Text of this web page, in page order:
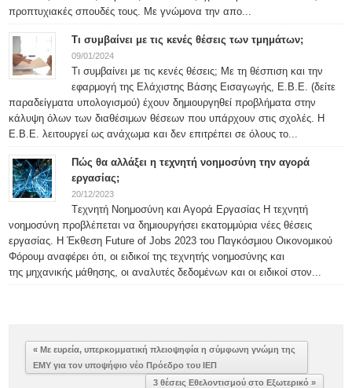
προπτυχιακές σπουδές τους. Με γνώμονα την απο...
Τι συμβαίνει με τις κενές θέσεις των τμημάτων;
09/01/2024
Τι συμβαίνει με τις κενές θέσεις; Με τη θέσπιση και την
εφαρμογή της Ελάχιστης Βάσης Εισαγωγής, Ε.Β.Ε. (δείτε
παραδείγματα υπολογισμού) έχουν δημιουργηθεί προβλήματα στην
κάλυψη όλων των διαθέσιμων θέσεων που υπάρχουν στις σχολές. Η
Ε.Β.Ε. λειτουργεί ως ανάχωμα και δεν επιτρέπει σε όλους το...
Πώς θα αλλάξει η τεχνητή νοημοσύνη την αγορά
εργασίας;
20/12/2023
Tεχνητή Νοημοσύνη και Αγορά Εργασίας Η τεχνητή
νοημοσύνη προβλέπεται να δημιουργήσει εκατομμύρια νέες θέσεις
εργασίας. Η Έκθεση Future of Jobs 2023 του Παγκόσμιου Οικονομικού
Φόρουμ αναφέρει ότι, οι ειδικοί της τεχνητής νοημοσύνης και
της μηχανικής μάθησης, οι αναλυτές δεδομένων και οι ειδικοί στον...
« Με ευρεία, υπερκομματική πλειοψηφία η σύμφωνη γνώμη της
ΕΜΥ για τον υποψήφιο νέο Πρόεδρο του ΙΕΠ
3 θέσεις Εθελοντισμού στο Εξωτερικό »